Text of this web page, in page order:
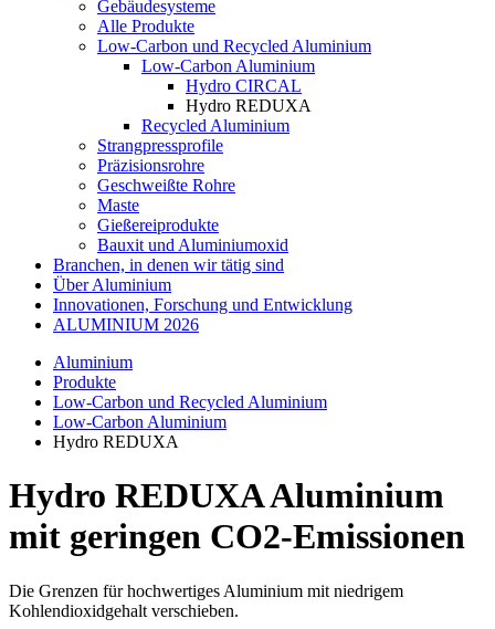
Gebäudesysteme
Alle Produkte
Low-Carbon und Recycled Aluminium
Low-Carbon Aluminium
Hydro CIRCAL
Hydro REDUXA
Recycled Aluminium
Strangpressprofile
Präzisionsrohre
Geschweißte Rohre
Maste
Gießereiprodukte
Bauxit und Aluminiumoxid
Branchen, in denen wir tätig sind
Über Aluminium
Innovationen, Forschung und Entwicklung
ALUMINIUM 2026
Aluminium
Produkte
Low-Carbon und Recycled Aluminium
Low-Carbon Aluminium
Hydro REDUXA
Hydro REDUXA Aluminium
mit geringen CO2-Emissionen
Die Grenzen für hochwertiges Aluminium mit niedrigem
Kohlendioxidgehalt verschieben.